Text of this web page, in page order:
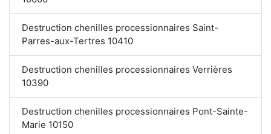
Destruction chenilles processionnaires Saint-
Parres-aux-Tertres 10410
Destruction chenilles processionnaires Verrières
10390
Destruction chenilles processionnaires Pont-Sainte-
Marie 10150